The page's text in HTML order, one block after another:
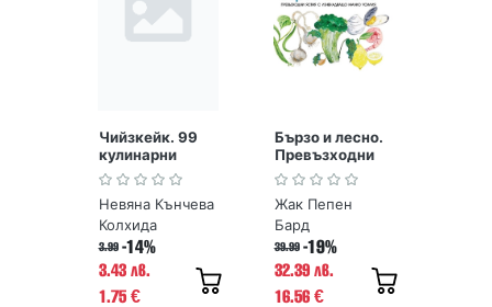
Чийзкейк. 99
кулинарни
шедьовъра
Невяна Кънчева
Колхида
3.99 -14%
3.43 лв.
1.75 €
Бързо и лесно.
Превъзходни
ястия с
изненадващо
малко усилия
Жак Пепен
Бард
39.99 -19%
32.39 лв.
16.56 €